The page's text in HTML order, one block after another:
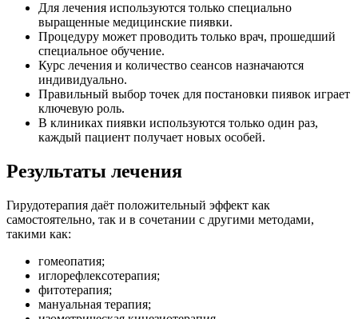
Для лечения используются только специально
выращенные медицинские пиявки.
Процедуру может проводить только врач, прошедший
специальное обучение.
Курс лечения и количество сеансов назначаются
индивидуально.
Правильный выбор точек для постановки пиявок играет
ключевую роль.
В клиниках пиявки используются только один раз,
каждый пациент получает новых особей.
Результаты лечения
Гирудотерапия даёт положительный эффект как
самостоятельно, так и в сочетании с другими методами,
такими как:
гомеопатия;
иглорефлексотерапия;
фитотерапия;
мануальная терапия;